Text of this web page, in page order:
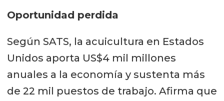
Oportunidad perdida
Según SATS, la acuicultura en Estados
Unidos aporta US$4 mil millones
anuales a la economía y sustenta más
de 22 mil puestos de trabajo. Afirma que